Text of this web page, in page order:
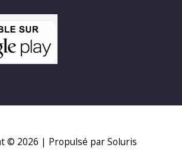
© 2026 | Propulsé par Soluris